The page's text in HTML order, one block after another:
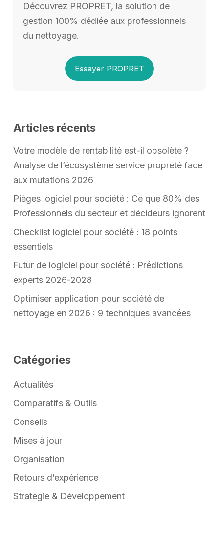
Découvrez PROPRET, la solution de
gestion 100% dédiée aux professionnels
du nettoyage.
Essayer PROPRET
Articles récents
Votre modèle de rentabilité est-il obsolète ?
Analyse de l’écosystème service propreté face
aux mutations 2026
Pièges logiciel pour société : Ce que 80% des
Professionnels du secteur et décideurs ignorent
Checklist logiciel pour société : 18 points
essentiels
Futur de logiciel pour société : Prédictions
experts 2026-2028
Optimiser application pour société de
nettoyage en 2026 : 9 techniques avancées
Catégories
Actualités
Comparatifs & Outils
Conseils
Mises à jour
Organisation
Retours d’expérience
Stratégie & Développement